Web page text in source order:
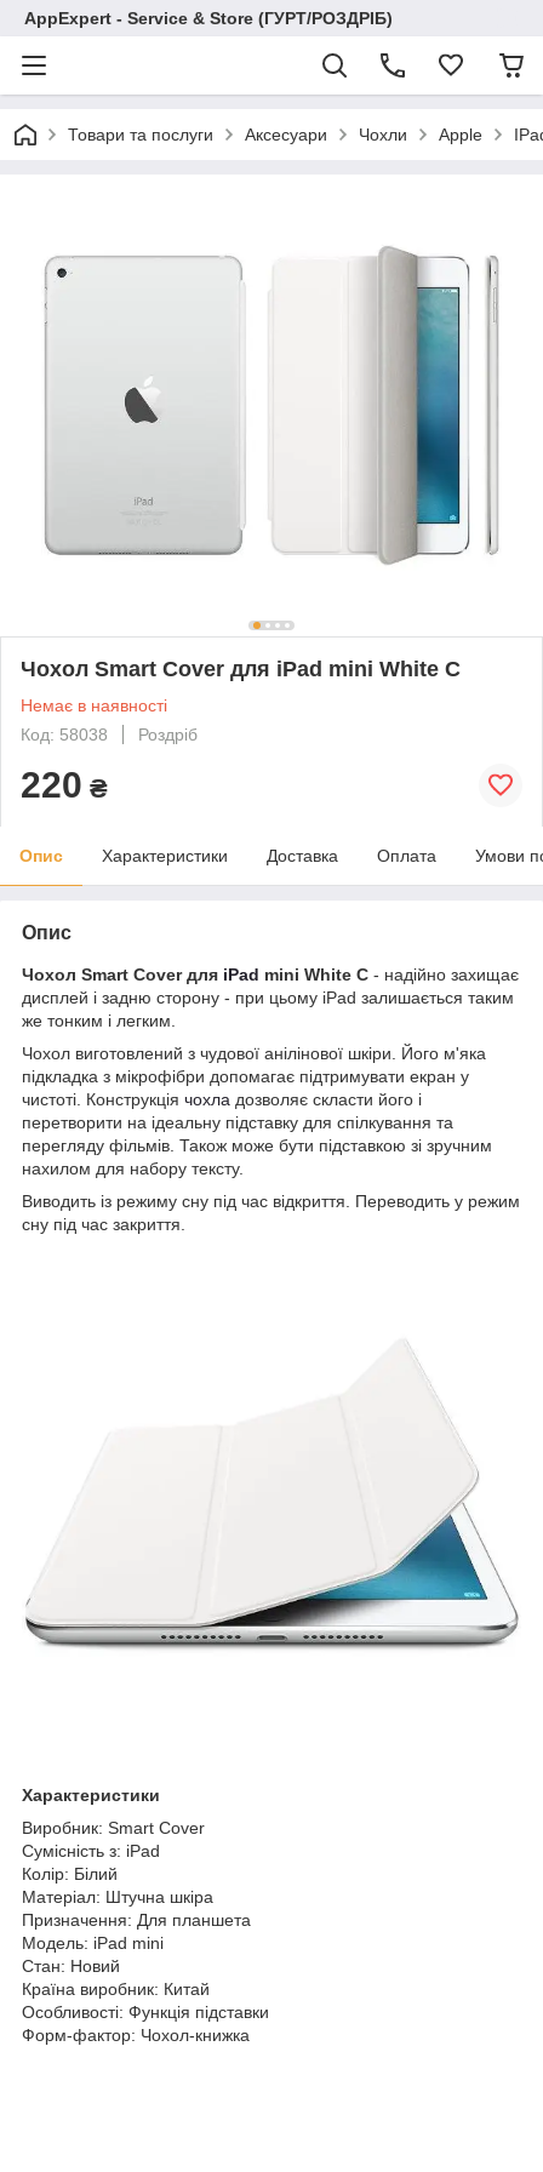
AppExpert - Service & Store (ГУРТ/РОЗДРІБ)
Товари та послуги Аксесуари Чохли Apple
Чохол Smart Cover для iPad mini White C
Немає в наявності
Код: 58038
Роздріб
220 ₴
Опис Характеристики Доставка Оплата Умови
Опис
Чохол Smart Cover для iPad mini White C - надійно захищає
дисплей і задню сторону - при цьому iPad залишається таким
же тонким і легким.
Чохол виготовлений з чудової анілінової шкіри. Його м'яка
підкладка з мікрофібри допомагає підтримувати екран у
чистоті. Конструкція чохла дозволяє скласти його і
перетворити на ідеальну підставку для спілкування та
перегляду фільмів. Також може бути підставкою зі зручним
нахилом для набору тексту.
Виводить із режиму сну під час відкриття. Переводить у режим
сну під час закриття.
Характеристики
Виробник: Smart Cover
Сумісність з: iPad
Колір: Білий
Матеріал: Штучна шкіра
Призначення: Для планшета
Модель: iPad mini
Стан: Новий
Країна виробник: Китай
Особливості: Функція підставки
Форм-фактор: Чохол-книжка